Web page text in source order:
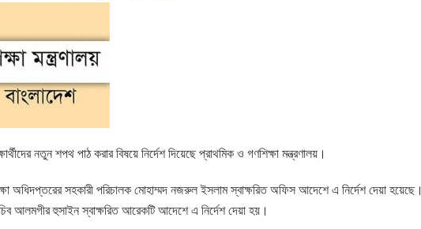
নতুন শপথ পাঠ করার বিষয়ে নির্দেশ দিয়েছে প্রাথমিক ও গণশিক্ষা মন্ত্রণালয়।
অধিদপ্তরের সহকারী পরিচালক মোহাম্মদ নজরুল ইসলাম স্বাক্ষরিত অফিস আদেশে এ নির্দেশ দেয়া হয়েছে।
আলমগীর হুসাইন স্বাক্ষরিত আরেকটি আদেশে এ নির্দেশ দেয়া হয়।